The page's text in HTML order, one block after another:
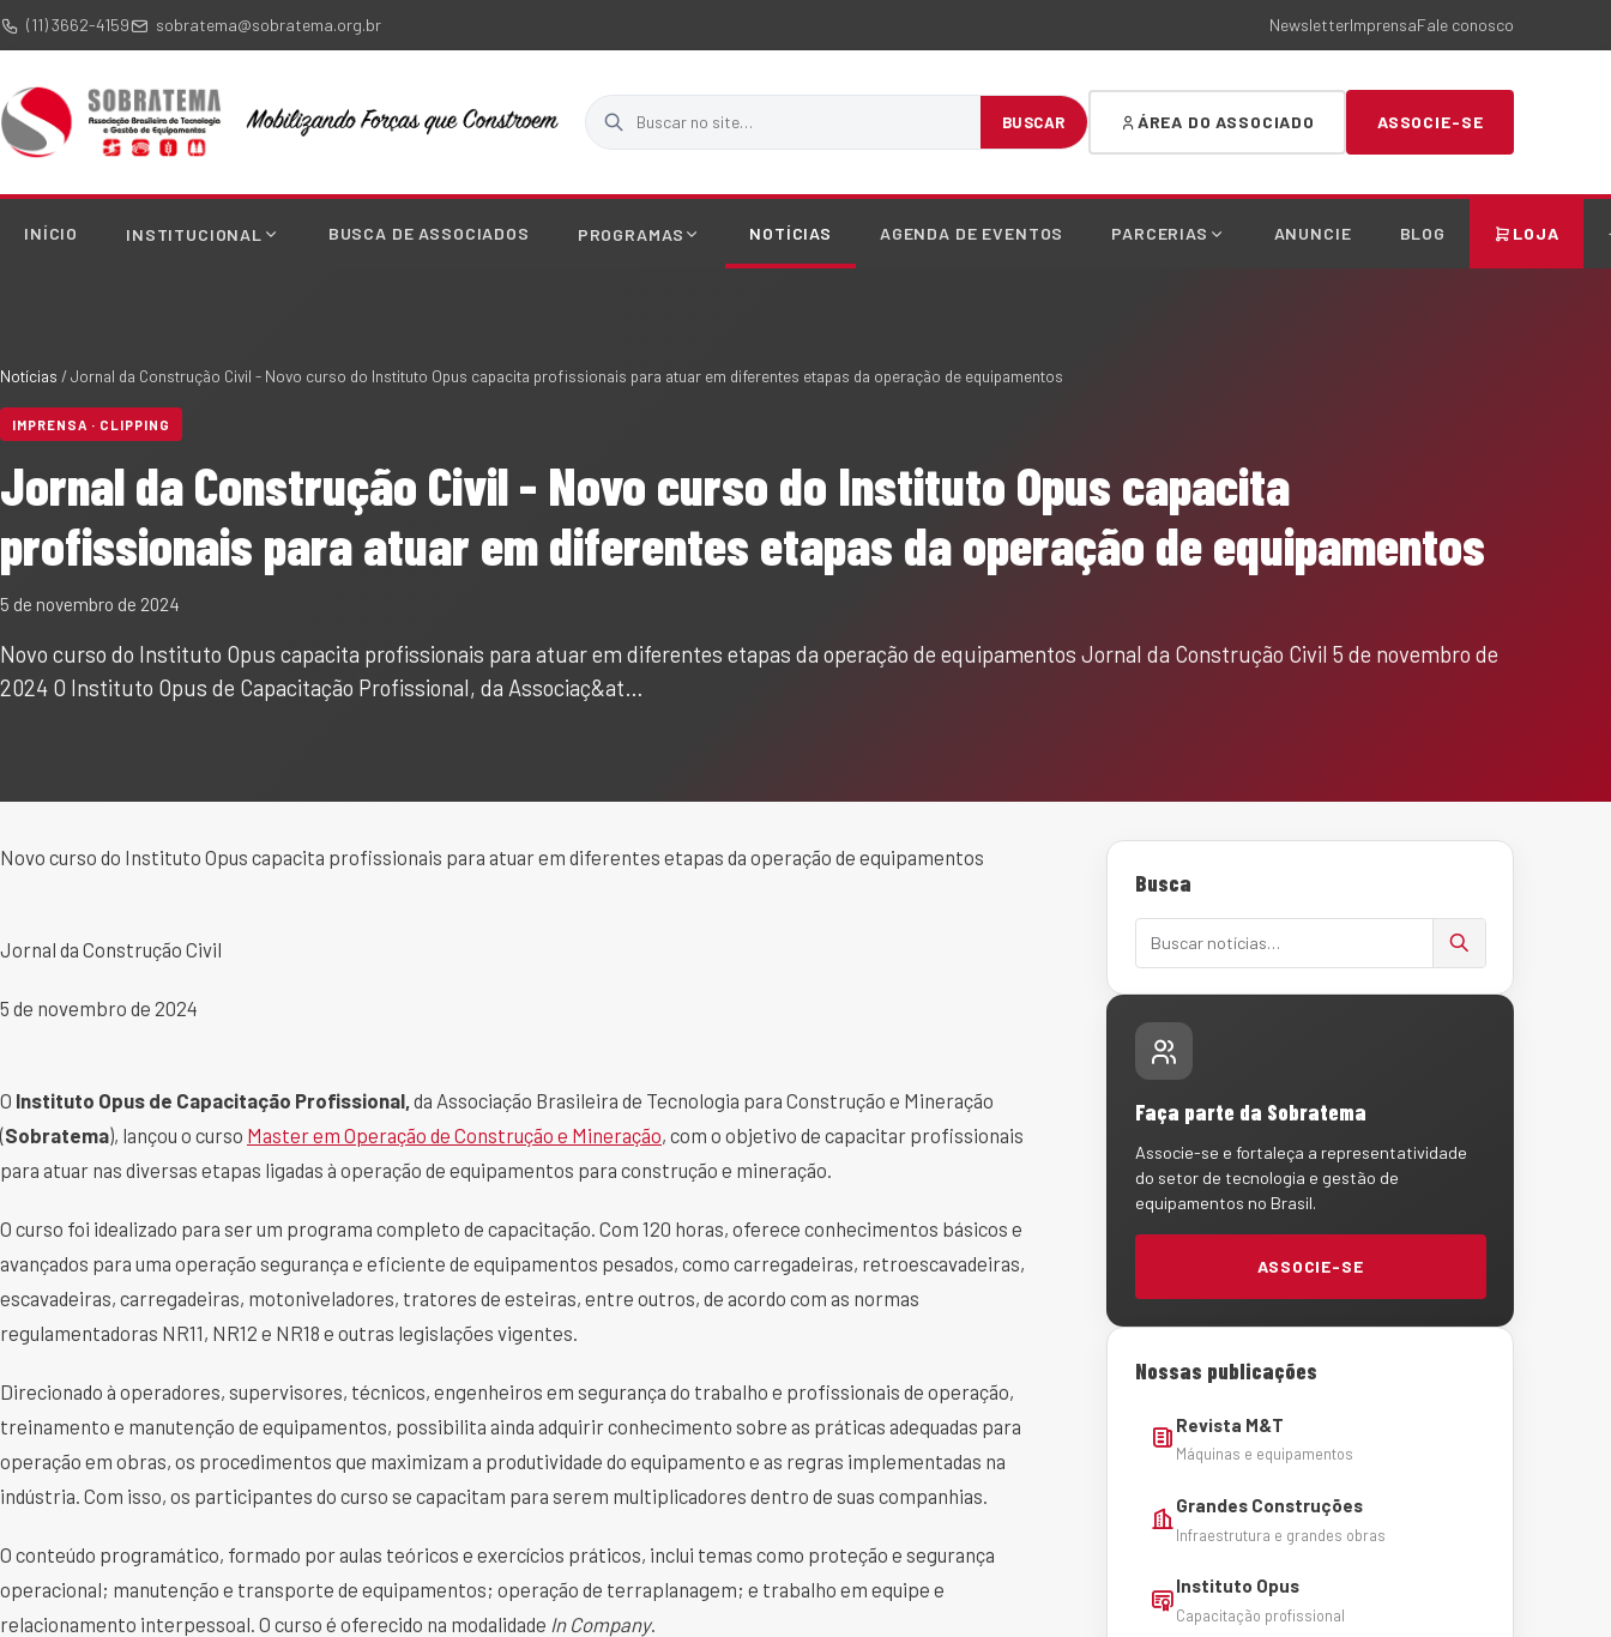
(11) 3662-4159 sobratema@sobratema.org.br NewsletterImprensaFale conosco
Buscar no site
BUSCAR ÁREA DO ASSOCIADO ASSOCIE-SE
INÍCIO INSTITUCIONAL BUSCA DE ASSOCIADOS PROGRAMAS NOTÍCIAS AGENDA DE EVENTOS PARCERIAS ANUNCIE BLOG LOJA
Notícias /Jornal da Construção Civil - Novo curso do Instituto Opus capacita profissionais para atuar em diferentes etapas da operação de equipamentos
IMPRENSA · CLIPPING
Jornal da Construção Civil - Novo curso do Instituto Opus capacita
profissionais para atuar em diferentes etapas da operação de equipamentos
5 de novembro de 2024
Novo curso do Instituto Opus capacita profissionais para atuar em diferentes etapas da operação de equipamentos Jornal da Construção Civil 5 de novembro de
2024 O Instituto Opus de Capacitação Profissional, da Associaç&at…
Novo curso do Instituto Opus capacita profissionais para atuar em diferentes etapas da operação de equipamentos
Jornal da Construção Civil
5 de novembro de 2024
O Instituto Opus de Capacitação Profissional, da Associação Brasileira de Tecnologia para Construção e Mineração
(Sobratema), lançou o curso Master em Operação de Construção e Mineração, com o objetivo de capacitar profissionais
para atuar nas diversas etapas ligadas à operação de equipamentos para construção e mineração.
O curso foi idealizado para ser um programa completo de capacitação. Com 120 horas, oferece conhecimentos básicos e
avançados para uma operação segurança e eficiente de equipamentos pesados, como carregadeiras, retroescavadeiras,
escavadeiras, carregadeiras, motoniveladores, tratores de esteiras, entre outros, de acordo com as normas
regulamentadoras NR11, NR12 e NR18 e outras legislações vigentes.
Direcionado à operadores, supervisores, técnicos, engenheiros em segurança do trabalho e profissionais de operação,
treinamento e manutenção de equipamentos, possibilita ainda adquirir conhecimento sobre as práticas adequadas para
operação em obras, os procedimentos que maximizam a produtividade do equipamento e as regras implementadas na
indústria. Com isso, os participantes do curso se capacitam para serem multiplicadores dentro de suas companhias.
O conteúdo programático, formado por aulas teóricos e exercícios práticos, inclui temas como proteção e segurança
operacional; manutenção e transporte de equipamentos; operação de terraplanagem; e trabalho em equipe e
relacionamento interpessoal. O curso é oferecido na modalidade In Company.
Busca
Buscar notícias
Faça parte da Sobratema
Associe-se e fortaleça a representatividade
do setor de tecnologia e gestão de
equipamentos no Brasil.
ASSOCIE-SE
Nossas publicações
Revista M&T
Máquinas e equipamentos
Grandes Construções
Infraestrutura e grandes obras
Instituto Opus
Capacitação profissional